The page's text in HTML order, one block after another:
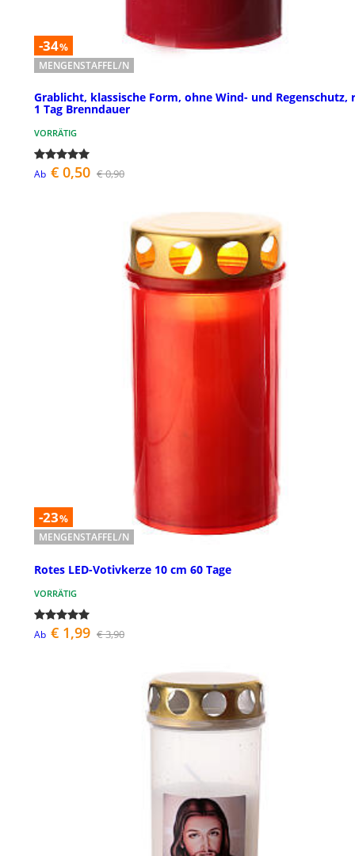
-34%
MENGENSTAFFEL/N
Grablicht, klassische Form, ohne Wind- und Regenschutz,
1 Tag Brenndauer
VORRÄTIG
Ab € 0,50 € 0,90
-23%
MENGENSTAFFEL/N
Rotes LED-Votivkerze 10 cm 60 Tage
VORRÄTIG
Ab € 1,99 € 3,90